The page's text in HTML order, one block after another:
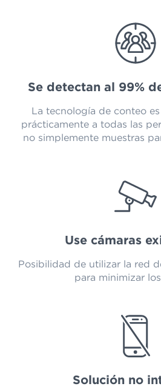
Se detectan al 99%
La tecnología de conteo
prácticamente a todas las
no simplemente muestras
Use cámaras
Posibilidad de utilizar la red
para minimizar
Solución no